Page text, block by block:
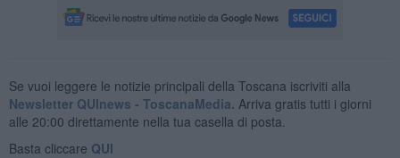
Se vuoi leggere le notizie principali della Toscana iscriviti alla
Newsletter QUInews - ToscanaMedia. Arriva gratis tutti i giorni
alle 20:00 direttamente nella tua casella di posta.
Basta cliccare QUI